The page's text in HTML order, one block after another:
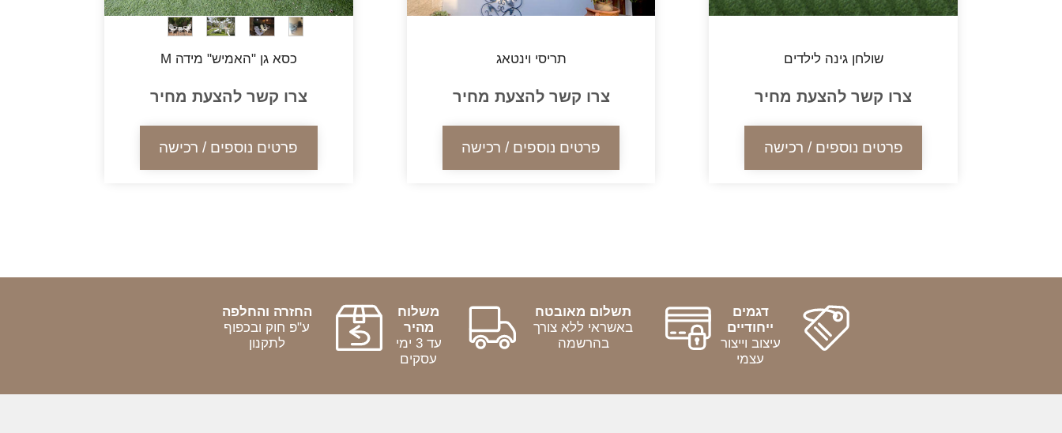
שולחן גינה לילדים
צרו קשר להצעת מחיר
פרטים נוספים / רכישה
תריסי וינטאג
צרו קשר להצעת מחיר
פרטים נוספים / רכישה
כסא גן "האמיש" מידה M
צרו קשר להצעת מחיר
פרטים נוספים / רכישה
דגמים
ייחודיים
עיצוב וייצור
עצמי
תשלום מאובטח
באשראי ללא צורך
בהרשמה
משלוח
מהיר
עד 3 ימי
עסקים
החזרה והחלפה
ע"פ חוק ובכפוף
לתקנון